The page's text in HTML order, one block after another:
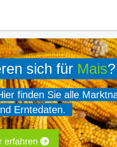
sich für Mais?
finden Sie alle
Erntedaten.
erfahren